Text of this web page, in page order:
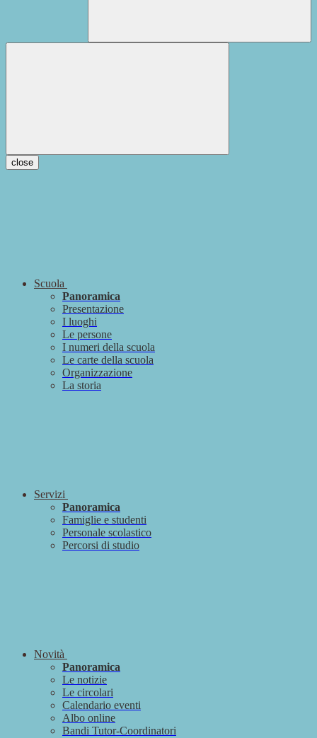
close
Scuola
Panoramica
Presentazione
I luoghi
Le persone
I numeri della scuola
Le carte della scuola
Organizzazione
La storia
Servizi
Panoramica
Famiglie e studenti
Personale scolastico
Percorsi di studio
Novità
Panoramica
Le notizie
Le circolari
Calendario eventi
Albo online
Bandi Tutor-Coordinatori